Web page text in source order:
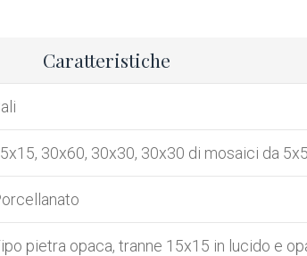
Caratteristiche
30x60, 30x30, 30x30 di mosaici da
pietra opaca, tranne 15x15 in lucido e